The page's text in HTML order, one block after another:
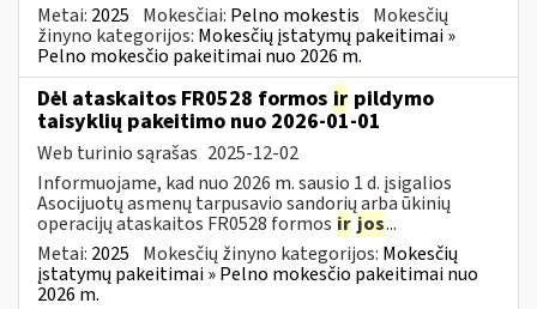
Metai: 2025 Mokesčiai: Pelno mokestis Mokesčių
žinyno kategorijos: Mokesčių įstatymų pakeitimai »
Pelno mokesčio pakeitimai nuo 2026 m.
Dėl ataskaitos FR0528 formos ir pildymo
taisyklių pakeitimo nuo 2026-01-01
Web turinio sąrašas 2025-12-02
Informuojame, kad nuo 2026 m. sausio 1 d. įsigalios
Asocijuotų asmenų tarpusavio sandorių arba ūkinių
operacijų ataskaitos FR0528 formos ir jos...
Metai: 2025 Mokesčių žinyno kategorijos: Mokesčių
įstatymų pakeitimai » Pelno mokesčio pakeitimai nuo
2026 m.